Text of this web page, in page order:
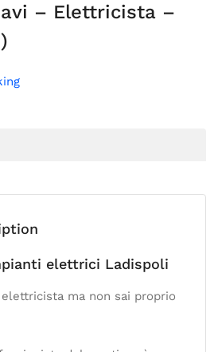
– Elettricista –
elettrici Ladispoli
ma non sai proprio